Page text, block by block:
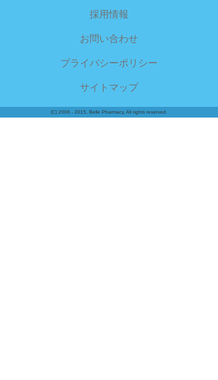
採用情報
お問い合わせ
プライバシーポリシー
サイトマップ
(C) 2006 - 2015, Belle Pharmacy, All rights reserved.